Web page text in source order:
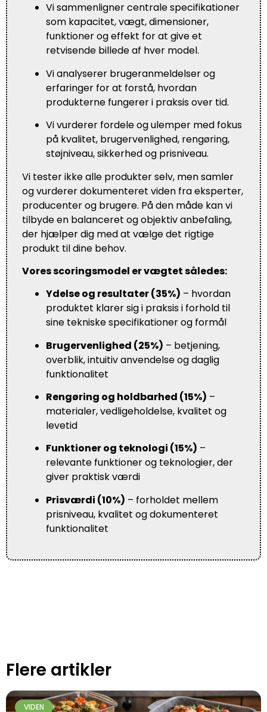
Vi sammenligner centrale specifikationer
som kapacitet, vægt, dimensioner,
funktioner og effekt for at give et
retvisende billede af hver model.
Vi analyserer brugeranmeldelser og
erfaringer for at forstå, hvordan
produkterne fungerer i praksis over tid.
Vi vurderer fordele og ulemper med fokus
på kvalitet, brugervenlighed, rengøring,
støjniveau, sikkerhed og prisniveau.
Vi tester ikke alle produkter selv, men samler
og vurderer dokumenteret viden fra eksperter,
producenter og brugere. På den måde kan vi
tilbyde en balanceret og objektiv anbefaling,
der hjælper dig med at vælge det rigtige
produkt til dine behov.
Vores scoringsmodel er vægtet således:
Ydelse og resultater (35%) – hvordan
produktet klarer sig i praksis i forhold til
sine tekniske specifikationer og formål
Brugervenlighed (25%) – betjening,
overblik, intuitiv anvendelse og daglig
funktionalitet
Rengøring og holdbarhed (15%) –
materialer, vedligeholdelse, kvalitet og
levetid
Funktioner og teknologi (15%) –
relevante funktioner og teknologier, der
giver praktisk værdi
Prisværdi (10%) – forholdet mellem
prisniveau, kvalitet og dokumenteret
funktionalitet
Flere artikler
VIDEN